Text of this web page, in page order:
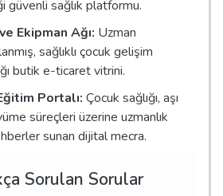
güvenli sağlık platformu.
Ekipman Ağı: Uzman
sağlıklı çocuk gelişim
butik e-ticaret vitrini.
Portalı: Çocuk sağlığı, aşı
süreçleri üzerine uzmanlık
sunan dijital mecra.
Sorulan Sorular